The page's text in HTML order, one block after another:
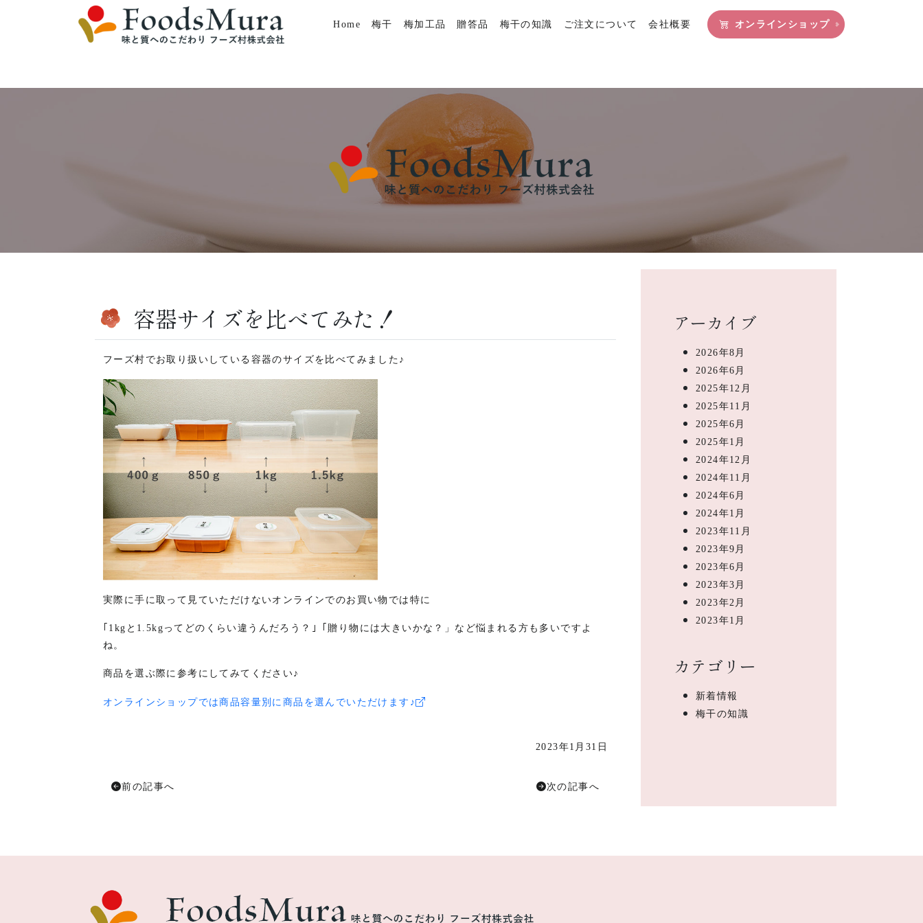
Home 梅干 梅加工品 贈答品 梅干の知識 ご注文について 会社概要 オンラインショップ
容器サイズを比べてみた！
フーズ村でお取り扱いしている容器のサイズを比べてみました♪
実際に手に取って見ていただけないオンラインでのお買い物では特に
｢1kgと1.5kgってどのくらい違うんだろう？｣「贈り物には大きいかな？」など悩まれる方も多いですよ
ね。
商品を選ぶ際に参考にしてみてください♪
オンラインショップでは商品容量別に商品を選んでいただけます♪
2023年1月31日
前の記事へ 次の記事へ
アーカイブ
2026年8月
2026年6月
2025年12月
2025年11月
2025年6月
2025年1月
2024年12月
2024年11月
2024年6月
2024年1月
2023年11月
2023年9月
2023年6月
2023年3月
2023年2月
2023年1月
カテゴリー
新着情報
梅干の知識